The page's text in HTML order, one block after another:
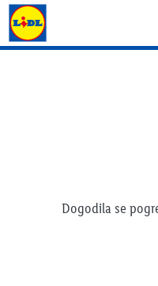
Lidl katalog
Dogodila se